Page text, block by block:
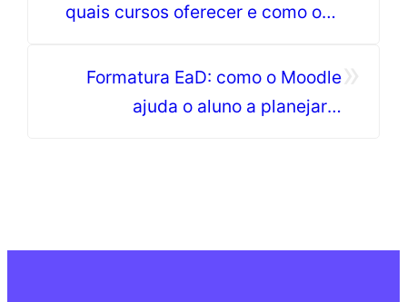
quais cursos oferecer e como o
»
Formatura EaD: como o Moodle
ajuda o aluno a planejar a